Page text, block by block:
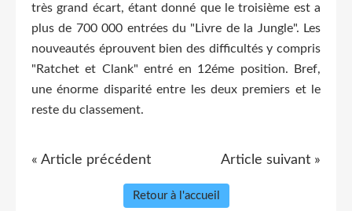
très grand écart, étant donné que le troisième est a
plus de 700 000 entrées du "Livre de la Jungle". Les
nouveautés éprouvent bien des difficultés y compris
"Ratchet et Clank" entré en 12éme position. Bref,
une énorme disparité entre les deux premiers et le
reste du classement.
« Article précédent Article suivant »
Retour à l'accueil